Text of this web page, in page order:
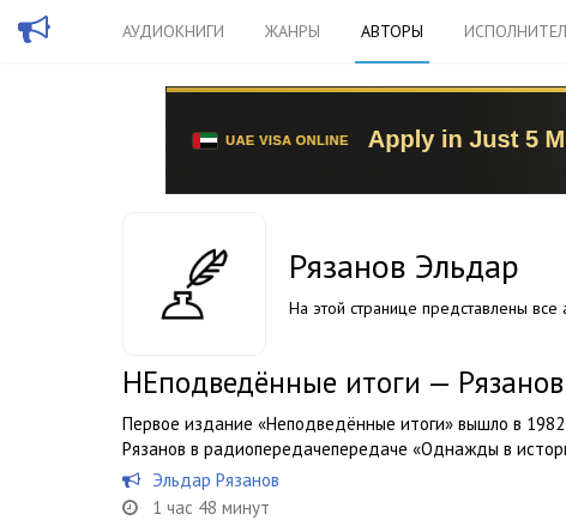
АУДИОКНИГИ ЖАНРЫ АВТОРЫ
Рязанов Эльдар
На этой странице представлены все
НЕподведённые итоги —
Первое издание «Неподведённые итоги» вышло в 1982
Рязанов в радиопередачепередаче «Однажды в
Эльдар Рязанов
1 час 48 минут